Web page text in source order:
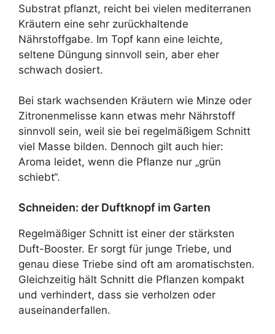
Substrat pflanzt, reicht bei vielen mediterranen
Kräutern eine sehr zurückhaltende
Nährstoffgabe. Im Topf kann eine leichte,
seltene Düngung sinnvoll sein, aber eher
schwach dosiert.
Bei stark wachsenden Kräutern wie Minze oder
Zitronenmelisse kann etwas mehr Nährstoff
sinnvoll sein, weil sie bei regelmäßigem Schnitt
viel Masse bilden. Dennoch gilt auch hier:
Aroma leidet, wenn die Pflanze nur „grün
schiebt“.
Schneiden: der Duftknopf im Garten
Regelmäßiger Schnitt ist einer der stärksten
Duft-Booster. Er sorgt für junge Triebe, und
genau diese Triebe sind oft am aromatischsten.
Gleichzeitig hält Schnitt die Pflanzen kompakt
und verhindert, dass sie verholzen oder
auseinanderfallen.